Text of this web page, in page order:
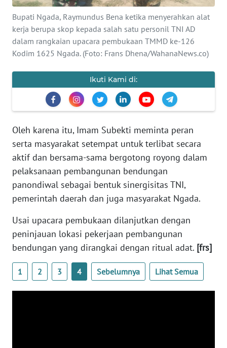
Bupati Ngada, Raymundus Bena ketika menyerahkan alat
kerja berupa skop kepada salah satu personil TNI AD
dalam rangkaian upacara pembukaan TMMD ke-126
Kodim 1625 Ngada. (Foto: Frans Dhena/WahanaNews.co)
Ikuti Kami di:
Oleh karena itu, Imam Subekti meminta peran
serta masyarakat setempat untuk terlibat secara
aktif dan bersama-sama bergotong royong dalam
pelaksanaan pembangunan bendungan
panondiwal sebagai bentuk sinergisitas TNI,
pemerintah daerah dan juga masyarakat Ngada.
Usai upacara pembukaan dilanjutkan dengan
peninjauan lokasi pekerjaan pembangunan
bendungan yang dirangkai dengan ritual adat. [frs]
1 2 3 4 Sebelumnya Lihat Semua
KAMI
IKLAN
TENTANG
MEDIA
SIBER
REDAKSI
KARIR
DISCLAIMER
Wahana
News
Regional